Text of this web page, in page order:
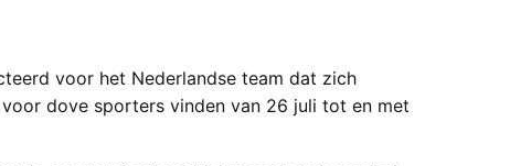
voor het Nederlandse team dat zich
dove sporters vinden van 26 juli tot en met